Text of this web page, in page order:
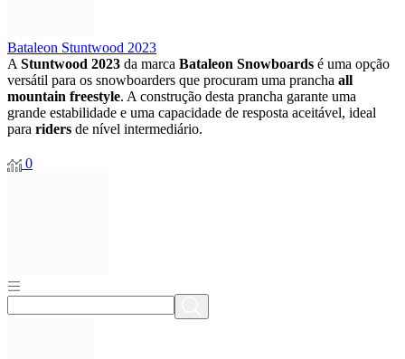
Bataleon Stuntwood 2023
A Stuntwood 2023 da marca Bataleon Snowboards é uma opção
versátil para os snowboarders que procuram uma prancha all
mountain freestyle. A construção desta prancha garante uma
grande estabilidade e uma capacidade de resposta aceitável, ideal
para riders de nível intermediário.
0